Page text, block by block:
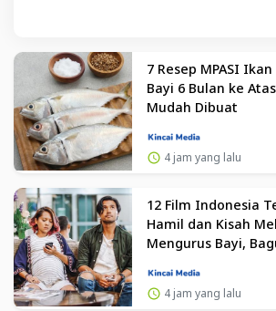
7 Resep MPASI
Bayi 6 Bulan ke
Mudah Dibuat
4 jam yang lalu
12 Film Indonesia
Hamil dan Kisah
Mengurus Bayi,
4 jam yang lalu